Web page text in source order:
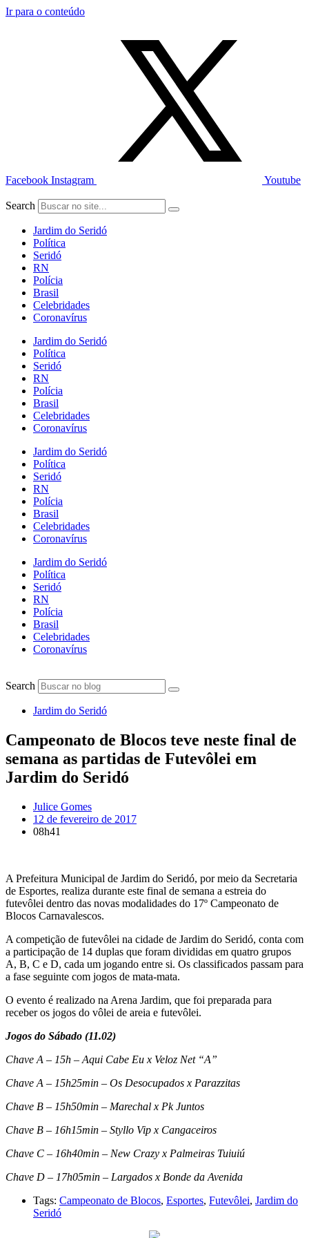
Ir para o conteúdo
Facebook Instagram Youtube
Search
Jardim do Seridó
Política
Seridó
RN
Polícia
Brasil
Celebridades
Coronavírus
Jardim do Seridó
Política
Seridó
RN
Polícia
Brasil
Celebridades
Coronavírus
Jardim do Seridó
Política
Seridó
RN
Polícia
Brasil
Celebridades
Coronavírus
Jardim do Seridó
Política
Seridó
RN
Polícia
Brasil
Celebridades
Coronavírus
Search
Jardim do Seridó
Campeonato de Blocos teve neste final de
semana as partidas de Futevôlei em
Jardim do Seridó
Julice Gomes
12 de fevereiro de 2017
08h41
A Prefeitura Municipal de Jardim do Seridó, por meio da Secretaria
de Esportes, realiza durante este final de semana a estreia do
futevôlei dentro das novas modalidades do 17º Campeonato de
Blocos Carnavalescos.
A competição de futevôlei na cidade de Jardim do Seridó, conta com
a participação de 14 duplas que foram divididas em quatro grupos
A, B, C e D, cada um jogando entre si. Os classificados passam para
a fase seguinte com jogos de mata-mata.
O evento é realizado na Arena Jardim, que foi preparada para
receber os jogos do vôlei de areia e futevôlei.
Jogos do Sábado (11.02)
Chave A – 15h – Aqui Cabe Eu x Veloz Net “A”
Chave A – 15h25min – Os Desocupados x Parazzitas
Chave B – 15h50min – Marechal x Pk Juntos
Chave B – 16h15min – Styllo Vip x Cangaceiros
Chave C – 16h40min – New Crazy x Palmeiras Tuiuiú
Chave D – 17h05min – Largados x Bonde da Avenida
Tags: Campeonato de Blocos, Esportes, Futevôlei, Jardim do
Seridó